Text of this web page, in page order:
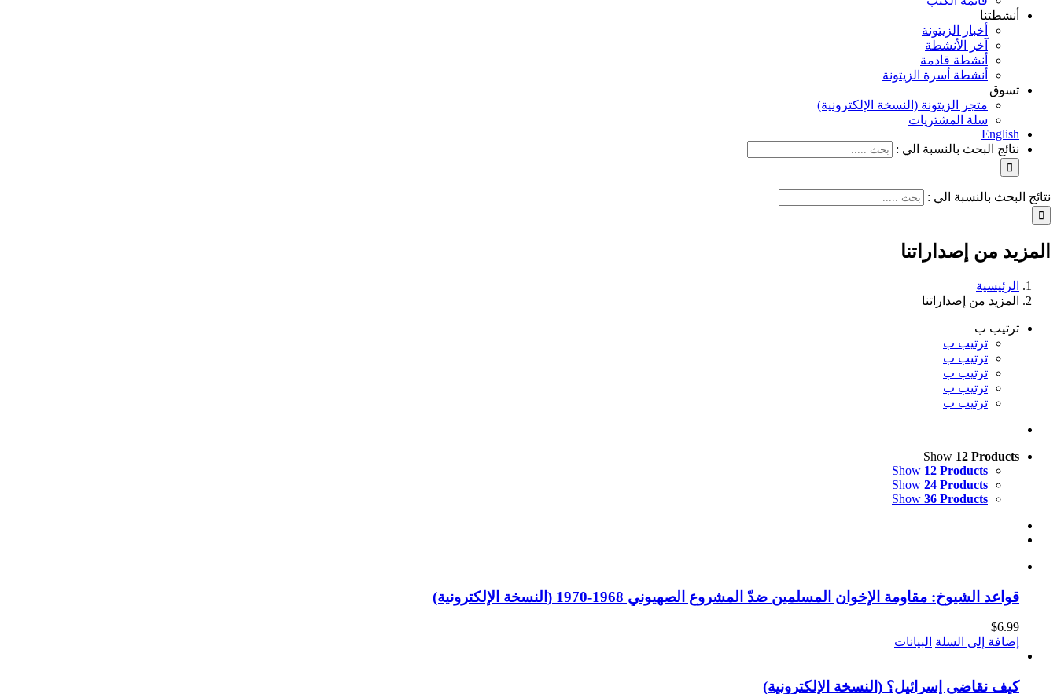
أنشطتنا
أخبار الزيتونة
آخر الأنشطة
أنشطة قادمة
أنشطة أسرة الزيتونة
تسوق
متجر الزيتونة (النسخة الإلكترونية)
سلة المشتريات
English
نتائج البحث بالنسبة الي :
نتائج البحث بالنسبة الي :
المزيد من إصداراتنا
الرئيسية
المزيد من إصداراتنا
ترتيب ب
ترتيب ب
ترتيب ب
ترتيب ب
ترتيب ب
ترتيب ب
Show 12 Products
Show 12 Products
Show 24 Products
Show 36 Products
قواعد الشيوخ: مقاومة الإخوان المسلمين ضدّ المشروع الصهيوني 1968-1970 (النسخة الإلكترونية)
$6.99
إضافة إلى السلة البيانات
كيف نقاضي إسرائيل؟ (النسخة الإلكترونية)